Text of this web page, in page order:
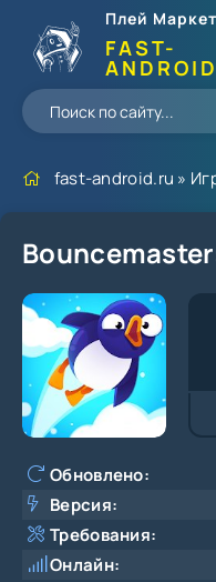
Плей Маркет
FAST-
ANDROID
fast-android.ru »
Обновлено:
Версия:
Требования:
Онлайн: